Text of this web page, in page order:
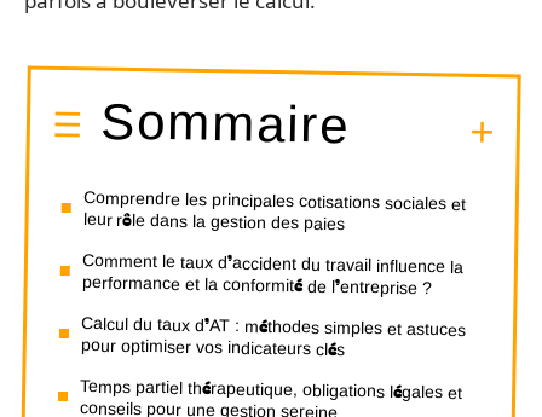
Sommaire
Comprendre les principales cotisations sociales et
leur rôle dans la gestion des paies
Comment le taux d’accident du travail influence la
performance et la conformité de l’entreprise ?
Calcul du taux d’AT : méthodes simples et astuces
pour optimiser vos indicateurs clés
Temps partiel thérapeutique, obligations légales et
conseils pour une gestion sereine